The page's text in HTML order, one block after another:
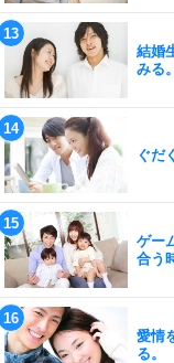
結婚
みる。
ぐだ
ゲー
合う
愛情
る。